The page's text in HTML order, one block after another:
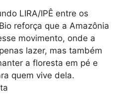
LIRA/IPÊ entre os
reforça que a Amazônia
movimento, onde a
lazer, mas também
a floresta em pé e
quem vive dela.